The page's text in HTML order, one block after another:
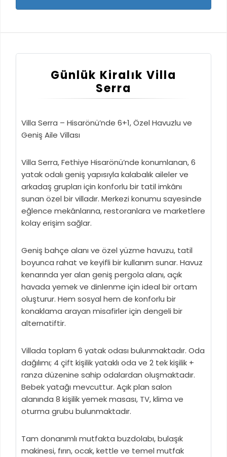
Günlük Kiralık Villa
Serra
Villa Serra – Hisarönü’nde 6+1, Özel Havuzlu ve
Geniş Aile Villası
Villa Serra, Fethiye Hisarönü’nde konumlanan, 6
yatak odalı geniş yapısıyla kalabalık aileler ve
arkadaş grupları için konforlu bir tatil imkânı
sunan özel bir villadır. Merkezi konumu sayesinde
eğlence mekânlarına, restoranlara ve marketlere
kolay erişim sağlar.
Geniş bahçe alanı ve özel yüzme havuzu, tatil
boyunca rahat ve keyifli bir kullanım sunar. Havuz
kenarında yer alan geniş pergola alanı, açık
havada yemek ve dinlenme için ideal bir ortam
oluşturur. Hem sosyal hem de konforlu bir
konaklama arayan misafirler için dengeli bir
alternatiftir.
Villada toplam 6 yatak odası bulunmaktadır. Oda
dağılımı; 4 çift kişilik yataklı oda ve 2 tek kişilik +
ranza düzenine sahip odalardan oluşmaktadır.
Bebek yatağı mevcuttur. Açık plan salon
alanında 8 kişilik yemek masası, TV, klima ve
oturma grubu bulunmaktadır.
Tam donanımlı mutfakta buzdolabı, bulaşık
makinesi, fırın, ocak, kettle ve temel mutfak